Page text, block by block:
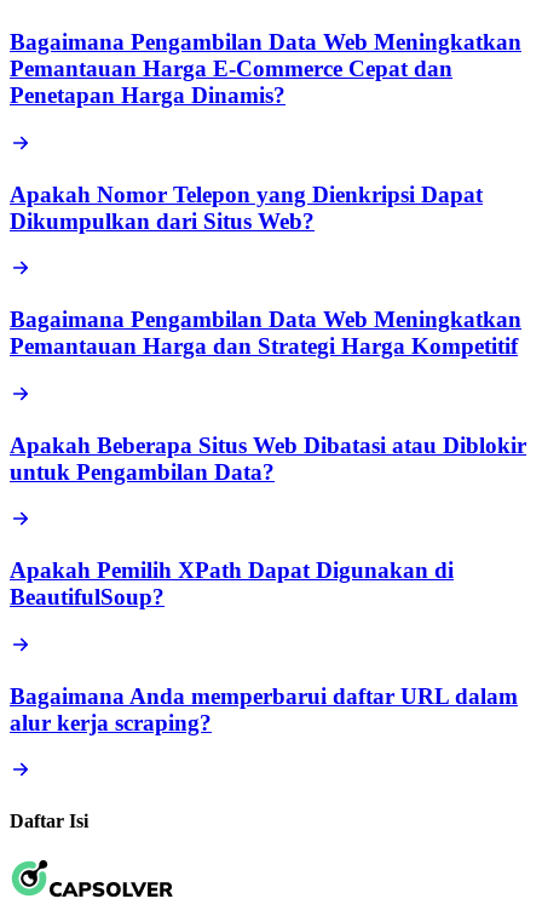
Bagaimana Pengambilan Data Web Meningkatkan
Pemantauan Harga E-Commerce Cepat dan
Penetapan Harga Dinamis?
Apakah Nomor Telepon yang Dienkripsi Dapat
Dikumpulkan dari Situs Web?
Bagaimana Pengambilan Data Web Meningkatkan
Pemantauan Harga dan Strategi Harga Kompetitif
Apakah Beberapa Situs Web Dibatasi atau Diblokir
untuk Pengambilan Data?
Apakah Pemilih XPath Dapat Digunakan di
BeautifulSoup?
Bagaimana Anda memperbarui daftar URL dalam
alur kerja scraping?
Daftar Isi